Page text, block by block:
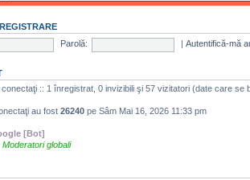
Parolă: Autentifică-mă
conectaţi :: 1 înregistrat, 0 invizibili şi 57 vizitatori (date care se
au fost 26240 pe Sâm Mai 16, 2026 11:33 pm
[Bot]
Moderatori globali